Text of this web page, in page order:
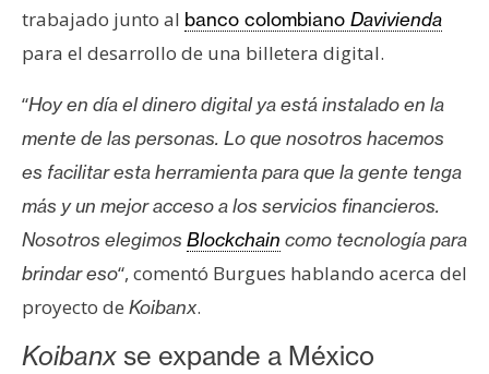
e
P
e
n
s
a
T
e
a
trabajado junto al banco colombiano Davivienda
para el desarrollo de una billetera digital.
“Hoy en día el dinero digital ya está instalado en la
mente de las personas. Lo que nosotros hacemos
es facilitar esta herramienta para que la gente tenga
más y un mejor acceso a los servicios financieros.
Nosotros elegimos Blockchain como tecnología para
brindar eso“, comentó Burgues hablando acerca del
proyecto de Koibanx.
Koibanx se expande a México